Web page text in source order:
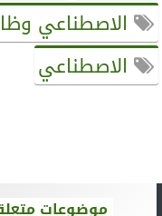
الاصطناعي
الاصطناعي
موضوعات